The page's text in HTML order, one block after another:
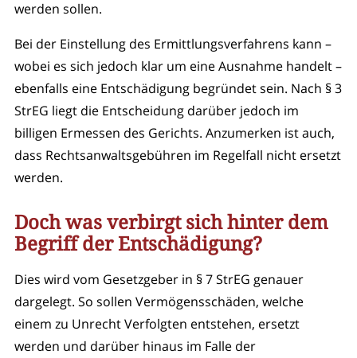
werden sollen.
Bei der Einstellung des Ermittlungsverfahrens kann –
wobei es sich jedoch klar um eine Ausnahme handelt –
ebenfalls eine Entschädigung begründet sein. Nach § 3
StrEG liegt die Entscheidung darüber jedoch im
billigen Ermessen des Gerichts. Anzumerken ist auch,
dass Rechtsanwaltsgebühren im Regelfall nicht ersetzt
werden.
Doch was verbirgt sich hinter dem
Begriff der Entschädigung?
Dies wird vom Gesetzgeber in § 7 StrEG genauer
dargelegt. So sollen Vermögensschäden, welche
einem zu Unrecht Verfolgten entstehen, ersetzt
werden und darüber hinaus im Falle der